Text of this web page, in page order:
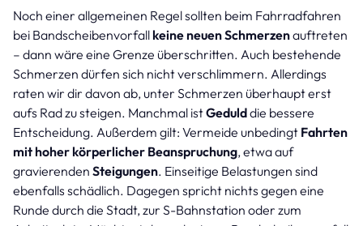
Noch einer allgemeinen Regel sollten beim Fahrradfahren
bei Bandscheibenvorfall keine neuen Schmerzenauftreten
– dann wäre eine Grenze überschritten. Auch bestehende
Schmerzen dürfen sich nicht verschlimmern. Allerdings
raten wir dir davon ab, unter Schmerzen überhaupt erst
aufs Rad zu steigen. Manchmal istGedulddie bessere
Entscheidung. Außerdem gilt: Vermeide unbedingt Fahrten
mit hoher körperlicher Beanspruchung, etwa auf
gravierenden Steigungen. Einseitige Belastungen sind
ebenfalls schädlich. Dagegen spricht nichts gegen eine
Runde durch die Stadt, zur S-Bahnstation oder zum